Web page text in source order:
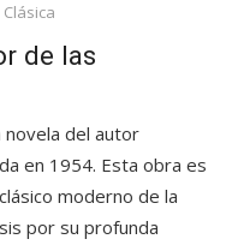
de las
novela del autor
en 1954. Esta obra es
moderno de la
por su profunda